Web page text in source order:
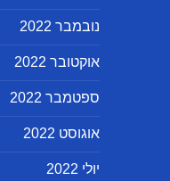
נובמבר 2022
אוקטובר 2022
ספטמבר 2022
אוגוסט 2022
יולי 2022